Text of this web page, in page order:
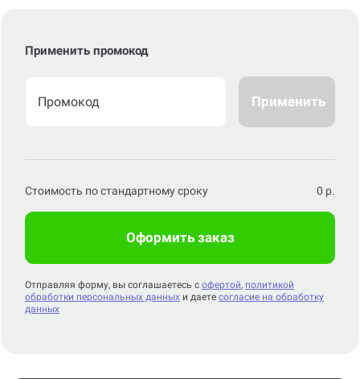
Применить промокод
Применить
Стоимость по стандартному сроку 0 р.
Оформить заказ
Отправляя форму, вы соглашаетесь с офертой, политикой
обработки персональных данных и даете согласие на обработку
данных